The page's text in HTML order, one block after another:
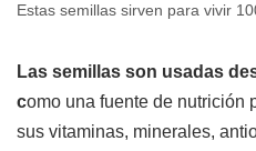
Estas semillas sirven para vivir
Las semillas son usadas
como una fuente de nutrición
sus vitaminas, minerales,